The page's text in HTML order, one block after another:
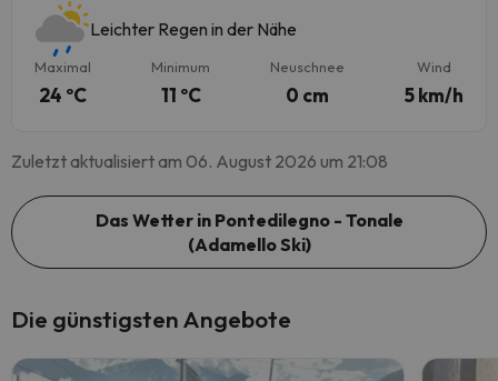
Leichter Regen in der Nähe
Maximal
24 ºC
Minimum
11 ºC
Neuschnee
0 cm
Wind
5 km/h
Zuletzt aktualisiert am 06. August 2026 um 21:08
Das Wetter in Pontedilegno - Tonale
(Adamello Ski)
Die günstigsten Angebote